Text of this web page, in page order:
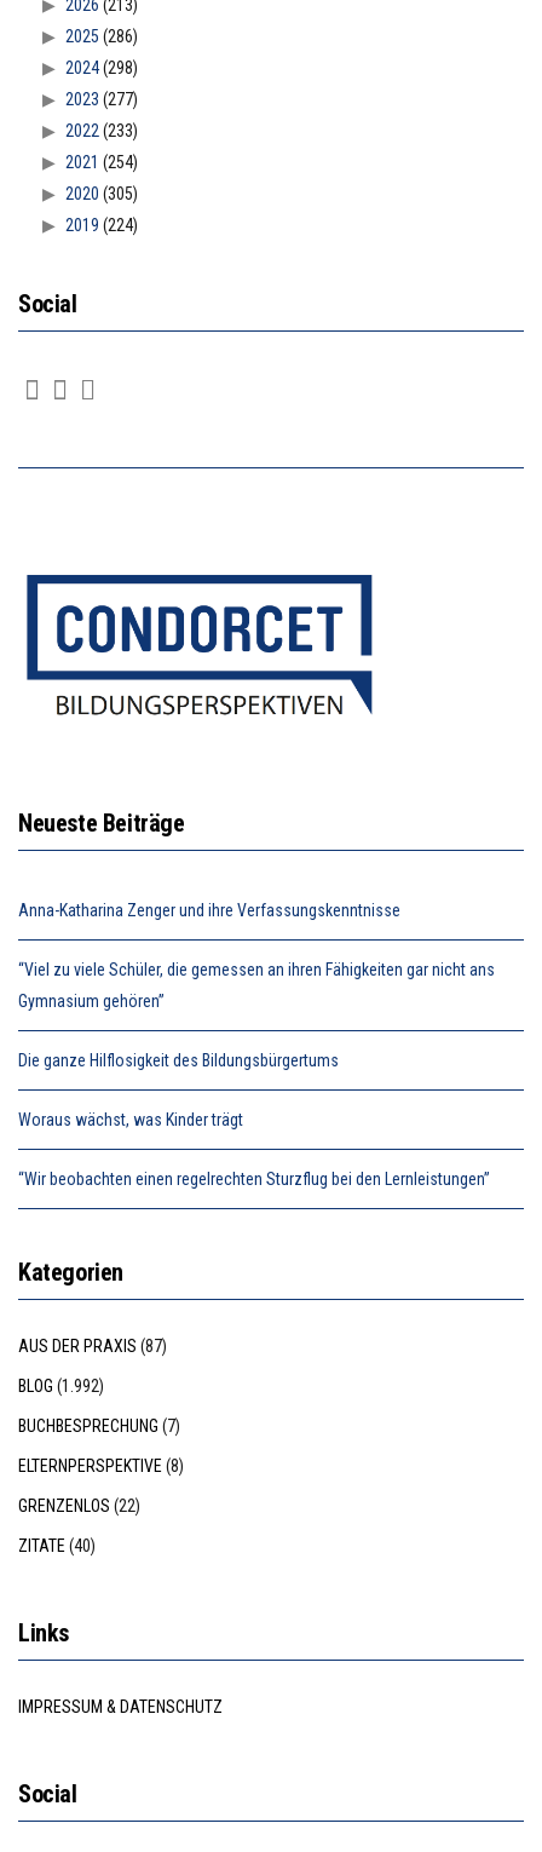
2026 (213)
2025 (286)
2024(298)
2023 (277)
2022(233)
2021 (254)
2020 (305)
2019 (224)
Social
Neueste Beiträge
Anna-Katharina Zenger und ihre Verfassungskenntnisse
“Viel zu viele Schüler, die gemessen an ihren Fähigkeiten gar nicht ans
Gymnasium gehören”
Die ganze Hilflosigkeit des Bildungsbürgertums
Woraus wächst, was Kinder trägt
“Wir beobachten einen regelrechten Sturzflug bei den Lernleistungen”
Kategorien
AUS DER PRAXIS (87)
BLOG (1.992)
BUCHBESPRECHUNG (7)
ELTERNPERSPEKTIVE (8)
GRENZENLOS (22)
ZITATE (40)
Links
IMPRESSUM & DATENSCHUTZ
Social